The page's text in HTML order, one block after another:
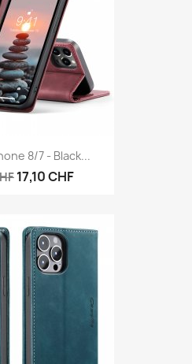
8/7 - Black...
17,10 CHF